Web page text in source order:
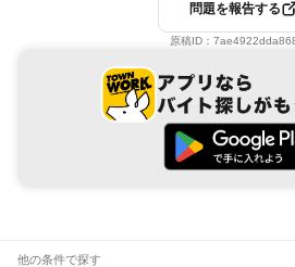
問題を報告する
原稿ID：
他の条件で探す